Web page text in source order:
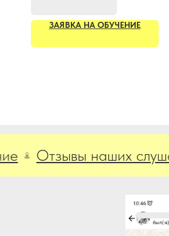
ЗАЯВКА НА ОБУЧЕНИЕ
Отзывы наших